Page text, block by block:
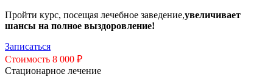
Пройти курс, посещая лечебное заведение,увеличивает
шансы на полное выздоровление!
Записаться
Стоимость 8 000 ₽
Стационарное лечение